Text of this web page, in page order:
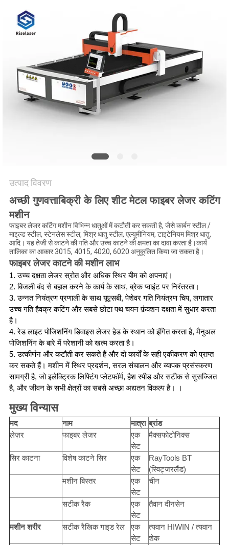
एक
उद्धरण
विनती
करे
साइटमैप
PRIVACY
POLICY
उत्पाद विवरण
अच्छी गुणवत्ताबिक्री के लिए शीट मेटल फाइबर लेजर कटिंग
मशीन
फाइबर लेजर कटिंग मशीन विभिन्न धातुओं में कटौती कर सकती है, जैसे कार्बन स्टील /
माइल्ड स्टील, स्टेनलेस स्टील, मिश्र धातु स्टील, एल्यूमीनियम, टाइटेनियम मिश्र धातु,
आदि। यह तेजी से काटने की गति और उच्च काटने की क्षमता का दावा करता है।कार्य
तालिका का आकार 3015, 4015, 4020, 6020 अनुकूलित किया जा सकता है।
फाइबर लेजर काटने की मशीन लाभ
1. उच्च दक्षता लेजर स्रोत और अधिक स्थिर बीम को अपनाएं।
2. बिजली बंद से बहाल करने के कार्य के साथ, ब्रेक प्वाइंट पर निरंतरता।
3. उन्नत नियंत्रण प्रणाली के साथ यूएसबी, पेशेवर गति नियंत्रण चिप, लगातार
उच्च गति हैवक्र कटिंग और सबसे छोटा पथ चयन फ़ंक्शन दक्षता में सुधार करता
है।
4. रेड लाइट पोजिशनिंग डिवाइस लेजर हेड के स्थान को इंगित करता है, मैनुअल
पोजिशनिंग के बारे में परेशानी को खत्म करता है।
5. उत्कीर्णन और कटौती कर सकते हैं और दो कार्यों के सही एकीकरण को प्राप्त
कर सकते हैं। मशीन में स्थिर प्रदर्शन, सरल संचालन और व्यापक प्रसंस्करण
सामग्री है, जो इलेक्ट्रिक लिफ्टिंग प्लेटफॉर्म, हैश स्पीड और सटीक से सुसज्जित
है, और जीवन के सभी क्षेत्रों का सबसे अच्छा अद्यतन विकल्प है। ।
मुख्य विन्यास
मद नाम मात्रा ब्रांड
लेज़र
फाइबर लेजर
एक
सेट
मैक्सफोटोनिक्स
सिर काटना विशेष काटने सिर
एक
सेट
RayTools BT
(स्विट्जरलैंड)
मशीन बिस्तर
एक
सेट
चीन
सटीक रैक
एक
सेट
तैवान दीनसेन
मशीन शरीर सटीक रैखिक गाइड रेल
एक
सेट
त्यवान HIWIN / त्यवान
शेक